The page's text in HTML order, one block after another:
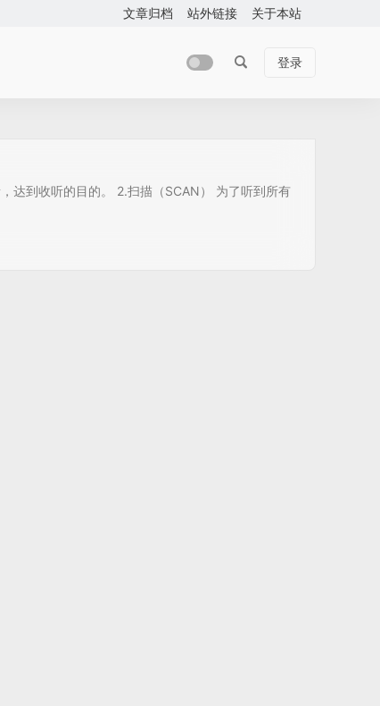
文章归档 站外链接 关于本站
登录
达到收听的目的。 2.扫描（SCAN） 为了听到所有